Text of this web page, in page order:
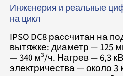
Инженерия и реальные
на цикл
IPSO DC8 рассчитан на
вытяжке: диаметр — 125
— 340 м³/ч. Нагрев — 6,3
электричества — около 3